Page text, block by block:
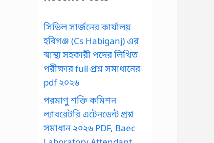
সিভিল সার্জনের কার্যালয়
হবিগঞ্জ (Cs Habiganj) এর
স্বাস্থ্য সহকারী পদের লিখিত
পরীক্ষার full প্রশ্ন সমাধানের
pdf ২০২৬
পরমাণু শক্তি কমিশন
ল্যাবরেটরি এটেনডেন্ট প্রশ্ন
সমাধান ২০২৬ PDF, Baec